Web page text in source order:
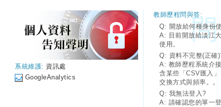
系統維護: 資訊處
GoogleAnalytics
教師歷程問與答:
Q: 開放給何種身份
A: 目前開放給淡江
使用。
Q: 資料不完整(正確
A: 教師歷程系統介
含某些「CSV匯入
交換方式與頻率。。
Q: 我無法登入?
A: 請確認您的單一